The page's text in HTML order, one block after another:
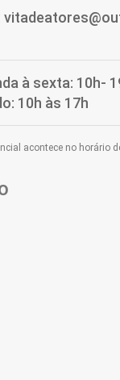
à sexta: 10h-
10h às 17h
acontece no horário